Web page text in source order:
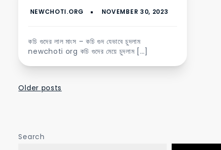
কচি গুদের লাল মাংস – কচি গুদ যেভাবে চুদলাম
newchoti org কচি গুদের মেয়ে চুদলাম […]
Posts
Older posts
Search